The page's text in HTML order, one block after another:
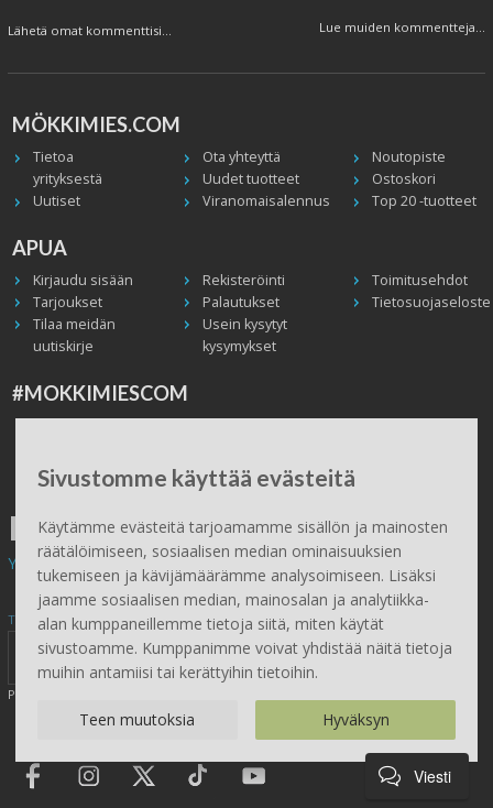
Sivustomme käyttää evästeitä
Käytämme evästeitä tarjoamamme sisällön ja mainosten
räätälöimiseen, sosiaalisen median ominaisuuksien
tukemiseen ja kävijämäärämme analysoimiseen. Lisäksi
jaamme sosiaalisen median, mainosalan ja analytiikka-
alan kumppaneillemme tietoja siitä, miten käytät
sivustoamme. Kumppanimme voivat yhdistää näitä tietoja
muihin antamiisi tai kerättyihin tietoihin.
Teen muutoksia Hyväksyn
Lähetä omat kommenttisi... Lue muiden kommentteja...
MÖKKIMIES.COM
Tietoa
yrityksestä
Ota yhteyttä
Noutopiste
Uudet tuotteet
Ostoskori
Uutiset
Viranomaisalennus Top 20 -tuotteet
APUA
Kirjaudu sisään Rekisteröinti
Toimitusehdot
Tarjoukset
Palautukset
Tietosuojaseloste
Tilaa meidän
uutiskirje
Usein kysytyt
kysymykset
#MOKKIMIESCOM
Facebook Instagram
Twitter / X
Peruuta tilaus
ILMAINEN TOIMITUS
Yli 100 € tilauksiin.
Tilaa Mökkimies.comin uutiskirje tästä
Painamalla lähetä, hyväksyt henkilötietojen tallentamisen (
Viesti